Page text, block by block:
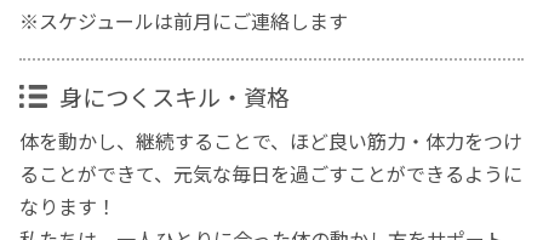
※スケジュールは前月にご連絡します
身につくスキル・資格
体を動かし、継続することで、ほど良い筋力・体力をつけ
ることができて、元気な毎日を過ごすことができるように
なります！